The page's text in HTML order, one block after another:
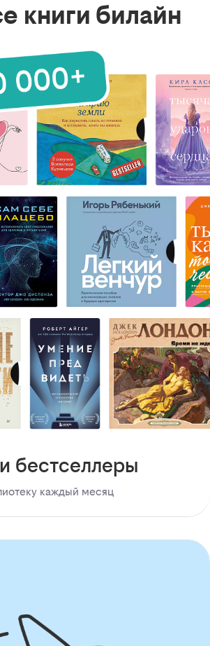
книги билайн
бестселлеры
каждый месяц